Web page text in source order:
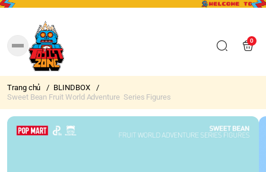
0
Trang chủ / BLINDBOX
/
Sweet Bean Fruit World Adventure Series Figures